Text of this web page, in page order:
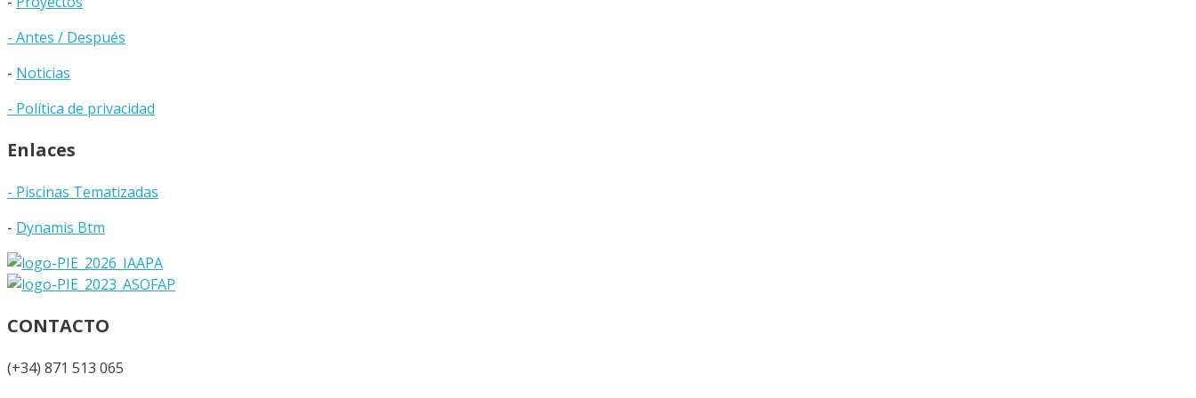
- Antes / Después
- Noticias
- Política de privacidad
Enlaces
- Piscinas Tematizadas
- Dynamis Btm
CONTACTO
(+34) 871 513 065